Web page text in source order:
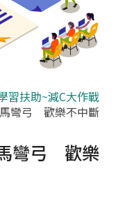
習扶助~減C大作戰
彎弓 歡樂不中斷
彎弓 歡樂